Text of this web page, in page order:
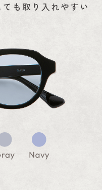
も取り入れやすい